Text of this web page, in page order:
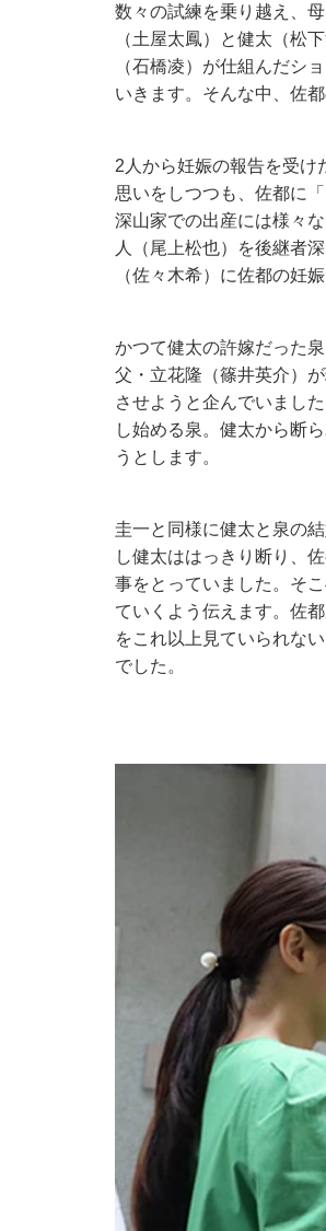
数々の試練を乗り越え、
（土屋太鳳）と健太（松
（石橋凌）が仕組んだシ
いきます。そんな中、佐
2人から妊娠の報告を受け
思いをしつつも、佐都に
深山家での出産には様々
人（尾上松也）を後継者
（佐々木希）に佐都の妊
かつて健太の許嫁だった
父・立花隆（篠井英介）
させようと企んでいまし
し始める泉。健太から断
うとします。
圭一と同様に健太と泉の
し健太ははっきり断り、
事をとっていました。そ
ていくよう伝えます。佐
をこれ以上見ていられな
でした。